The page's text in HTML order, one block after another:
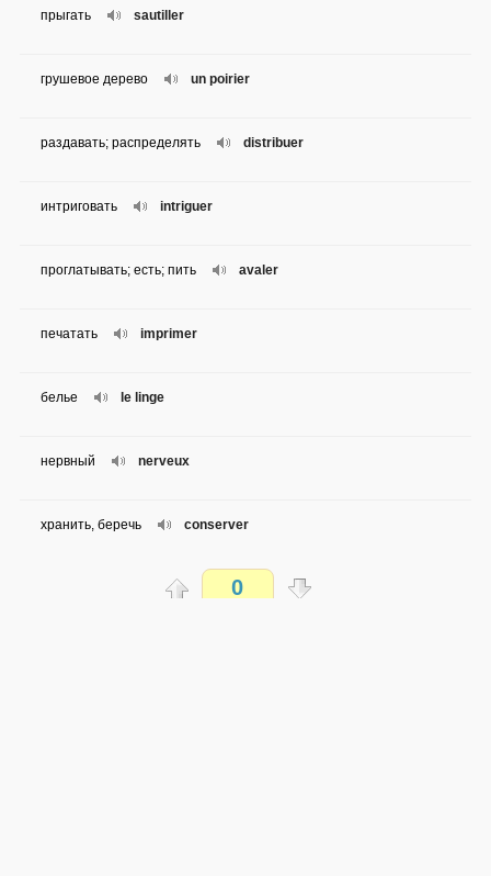
sautiller
прыгать
un poirier
грушевое дерево
distribuer
раздавать; распределять
intriguer
интриговать
avaler
проглатывать; есть; пить
imprimer
печатать
le linge
белье
nerveux
нервный
conserver
хранить, беречь
s'occuper de0